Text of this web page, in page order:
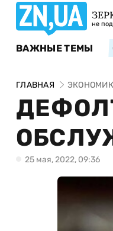
не
ВАЖНЫЕ ТЕМЫ
ГЛАВНАЯ
25 мая, 2022, 09:36